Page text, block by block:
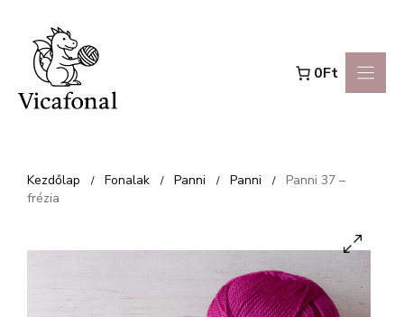
Kilépés
tartalomba
0Ft
Kezdőlap / Fonalak / Panni / Panni /
Panni 37 –
frézia